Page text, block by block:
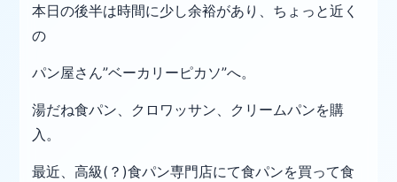
本日の後半は時間に少し余裕があり、ちょっと近く
の
パン屋さん”ベーカリーピカソ”へ。
湯だね食パン、クロワッサン、クリームパンを購
入。
最近、高級(？)食パン専門店にて食パンを買って食